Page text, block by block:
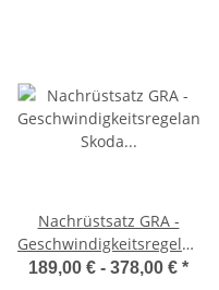
Nachrüstsatz GRA -
Skoda Octavia 1Z ab
189,00 € - 378,00 € *